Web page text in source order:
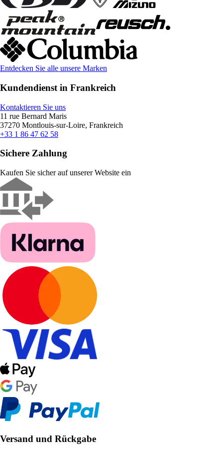
Entdecken Sie alle unsere Marken
Kundendienst in Frankreich
Kontaktieren Sie uns
11 rue Bernard Maris
37270 Montlouis-sur-Loire, Frankreich
+33 1 86 47 62 58
Sichere Zahlung
Kaufen Sie sicher auf unserer Website ein
Versand und Rückgabe